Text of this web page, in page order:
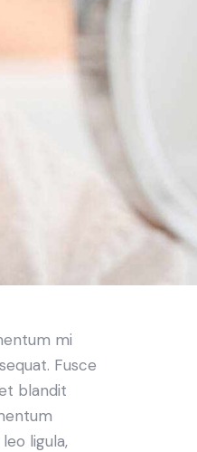
mi
Fusce
blandit
ligula,